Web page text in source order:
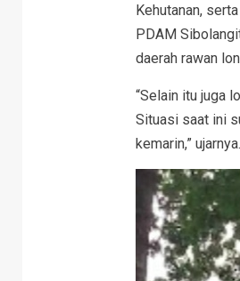
Kehutanan,
PDAM
daerah rawan
“Selain itu juga
Situasi saat ini
kemarin,” ujarnya.